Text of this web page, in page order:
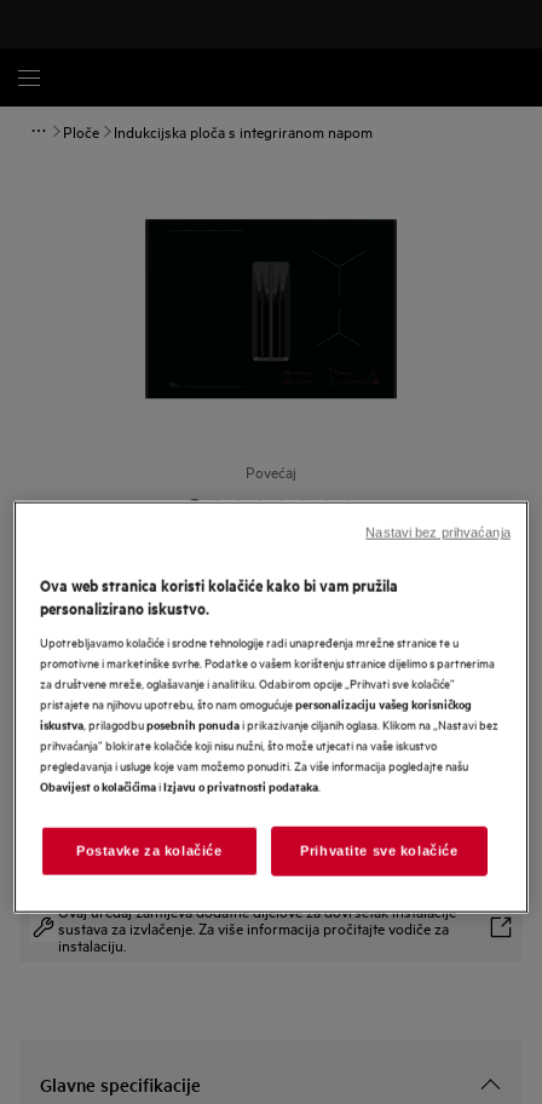
Ploče Indukcijska ploča s integriranom napom
Povećaj
AEG 6000 Bridge ugradbena
indukcijska ploča s integriranom
napom 70 cm
Informacijski list proizvoda
Sigurnosne upute i sigurnosna upozorenja prema EU regulativi
2023/988 navedeni su u poglavljima 1 i 2 korisničkog priručnika.
Za sigurno korištenje proizvoda pročitajte cijeli korisnički
priručnik.
Ovaj uređaj zahtijeva dodatne dijelove za dovršetak instalacije
sustava za izvlačenje. Za više informacija pročitajte vodiče za
instalaciju.
Glavne specifikacije
Ova web stranica koristi kolačiće kako bi vam pružila
personalizirano iskustvo.
Upotrebljavamo kolačiće i srodne tehnologije radi unapređenja mrežne stranice te u
promotivne i marketinške svrhe. Podatke o vašem korištenju stranice dijelimo s partnerima
za društvene mreže, oglašavanje i analitiku. Odabirom opcije „Prihvati sve kolačiće”
pristajete na njihovu upotrebu, što nam omogućujepersonalizaciju vašeg korisničkog
iskustva, prilagodbuposebnih ponudai prikazivanje ciljanih oglasa. Klikom na „Nastavi bez
prihvaćanja” blokirate kolačiće koji nisu nužni, što može utjecati na vaše iskustvo
pregledavanja i usluge koje vam možemo ponuditi. Za više informacija pogledajte našu
Obavijest o kolačićimaiIzjavu o privatnosti podataka.
Postavke za kolačiće Prihvatite sve kolačiće
Nastavi bez prihvaćanja